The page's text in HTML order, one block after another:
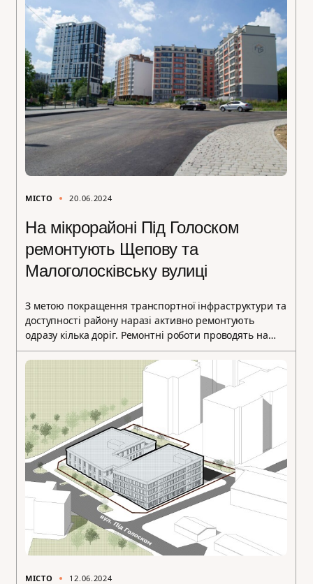
МІСТО 20.06.2024
На мікрорайоні Під Голоском
ремонтують Щепову та
Малоголосківську вулиці
З метою покращення транспортної інфраструктури та
доступності району наразі активно ремонтують
одразу кілька доріг. Ремонтні роботи проводять на…
МІСТО 12.06.2024